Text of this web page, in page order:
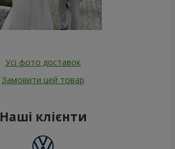
Усі фото доставок
Замовити цей товар
Наші клієнти